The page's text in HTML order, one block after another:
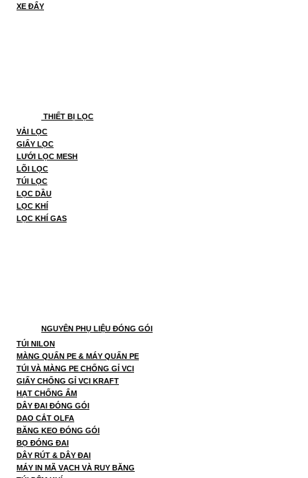
XE ĐẨY
THIẾT BỊ LỌC
VẢI LỌC
GIẤY LỌC
LƯỚI LỌC MESH
LÕI LỌC
TÚI LỌC
LỌC DẦU
LỌC KHÍ
LỌC KHÍ GAS
NGUYÊN PHỤ LIỆU ĐÓNG GÓI
TÚI NILON
MÀNG QUẤN PE & MÁY QUẤN PE
TÚI VÀ MÀNG PE CHỐNG GỈ VCI
GIẤY CHỐNG GỈ VCI KRAFT
HẠT CHỐNG ẨM
DÂY ĐAI ĐÓNG GÓI
DAO CẮT OLFA
BĂNG KEO ĐÓNG GÓI
BỌ ĐÓNG ĐAI
DÂY RÚT & DÂY ĐAI
MÁY IN MÃ VẠCH VÀ RUY BĂNG